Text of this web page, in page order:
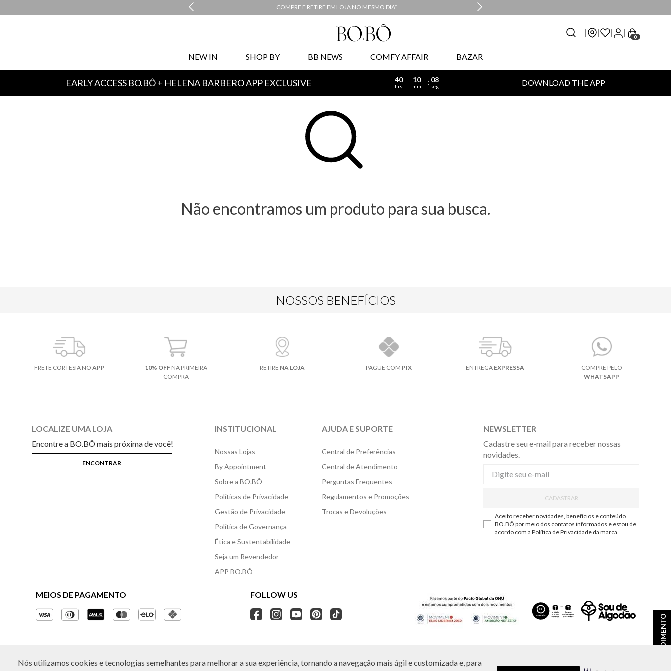
Nós utilizamos cookies e tecnologias semelhantes para melhorar a sua experiência, tornando a navegação mais ágil e customizada e, para
COMPRE E RETIRE EM LOJA NO MESMO DIA*
ATENDIMENTO
0
NEW IN SHOP BY BB NEWS COMFY AFFAIR BAZAR
EARLY ACCESS BO.BÔ + HELENA BARBERO APP EXCLUSIVE 40
hrs
10
min
07
seg DOWNLOAD THE APP
Não encontramos um produto para sua busca.
NOSSOS BENEFÍCIOS
FRETE CORTESIA NO APP 10% OFFNA PRIMEIRA
COMPRA
RETIRE NA LOJA PAGUE COM PIX ENTREGA EXPRESSA
COMPRE PELO
WHATSAPP
LOCALIZE UMA LOJA
Encontre a BO.BÔ mais próxima de você!
INSTITUCIONAL
Nossas Lojas
By Appointment
Sobre a BO.BÔ
Políticas de Privacidade
Gestão de Privacidade
Política de Governança
Ética e Sustentabilidade
Seja um Revendedor
APP BO.BÔ
AJUDA E SUPORTE
Central de Preferências
Central de Atendimento
Perguntas Frequentes
Regulamentos e Promoções
Trocas e Devoluções
NEWSLETTER
Cadastre seu e-mail para receber nossas
novidades.
CADASTRAR
Aceito receber novidades, benefícios e conteúdo
BO.BÔ por meio dos contatos informados e estou de
acordo com a Política de Privacidadeda marca.
MEIOS DE PAGAMENTO FOLLOW US
© Copyright 2026 - Todos os direitos reservados. A BO.BÔ reserva-se no direito de corrigir ou alterar informações como: preços, promoções e disponibilidade de estoque a qualquer momento.